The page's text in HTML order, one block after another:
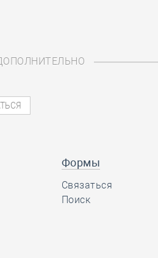
Формы
Связаться
Поиск